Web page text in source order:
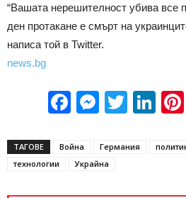
“Вашата нерешителност убива все
ден протакане е смърт на
написа той в Twitter.
news.bg
Facebook
ТАГОВЕ Война Германия
технологии
Украйна